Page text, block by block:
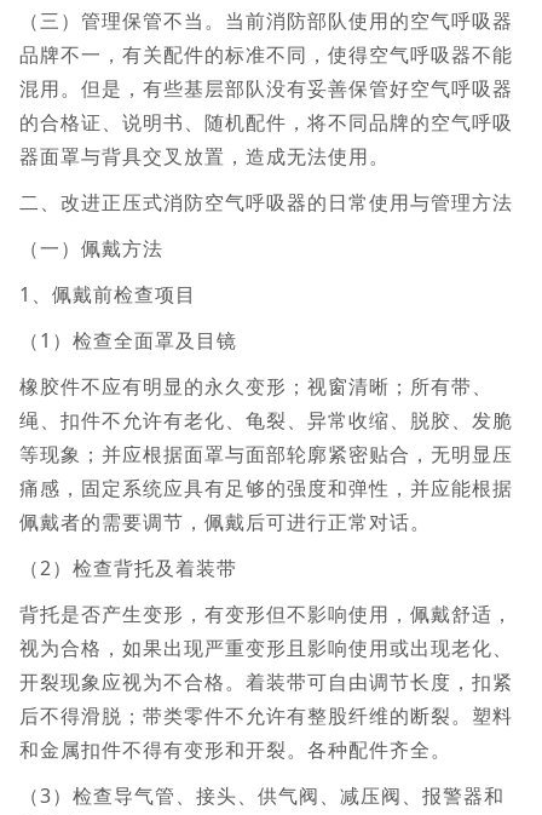
（三）管理保管不当。当前消防部队使用的空气呼吸器
品牌不一，有关配件的标准不同，使得空气呼吸器不能
混用。但是，有些基层部队没有妥善保管好空气呼吸器
的合格证、说明书、随机配件，将不同品牌的空气呼吸
器面罩与背具交叉放置，造成无法使用。
二、改进正压式消防空气呼吸器的日常使用与管理方法
（一）佩戴方法
1、佩戴前检查项目
（1）检查全面罩及目镜
橡胶件不应有明显的永久变形；视窗清晰；所有带、
绳、扣件不允许有老化、龟裂、异常收缩、脱胶、发脆
等现象；并应根据面罩与面部轮廓紧密贴合，无明显压
痛感，固定系统应具有足够的强度和弹性，并应能根据
佩戴者的需要调节，佩戴后可进行正常对话。
（2）检查背托及着装带
背托是否产生变形，有变形但不影响使用，佩戴舒适，
视为合格，如果出现严重变形且影响使用或出现老化、
开裂现象应视为不合格。着装带可自由调节长度，扣紧
后不得滑脱；带类零件不允许有整股纤维的断裂。塑料
和金属扣件不得有变形和开裂。各种配件齐全。
（3）检查导气管、接头、供气阀、减压阀、报警器和